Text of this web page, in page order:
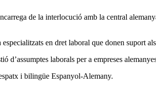
de la interlocució amb la central
en dret laboral que donen suport
d’assumptes laborals per a empreses
i bilingüe Espanyol-Alemany.